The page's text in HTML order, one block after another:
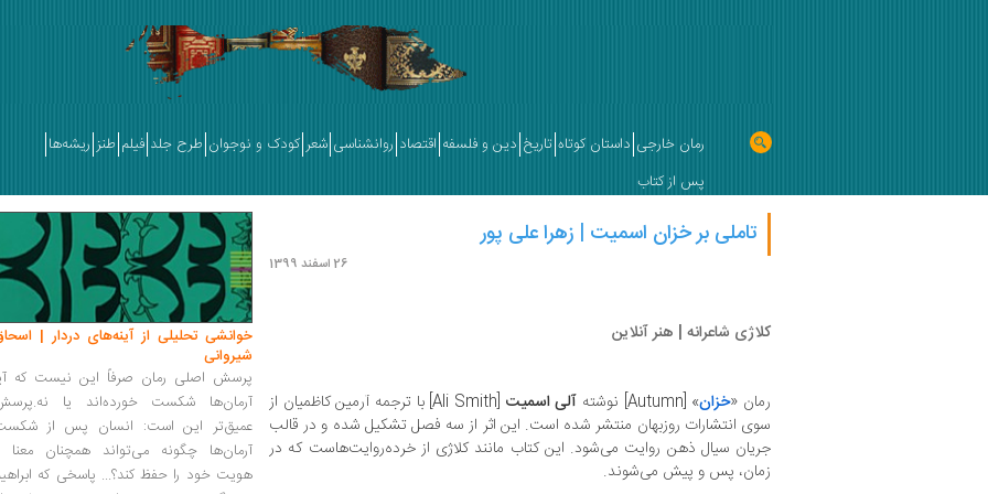
رمان خارجی داستان کوتاه تاریخ دین و فلسفه اقتصاد روانشناسی شعر کودک و نوجوان طرح جلد فیلم طنز ریشه‌ها
پس از کتاب
تاملی بر خزان اسمیت | زهرا علی پور
26 اسفند 1399
کلاژی شاعرانه | هنر آنلاین
رمان «خزان» [Autumn] نوشته آلی اسمیت
[Ali Smith] با ترجمه آرمین کاظمیان از
سوی انتشارات روزبهان منتشر شده است. این اثر از سه فصل تشکیل شده و در قالب
جریان سیال ذهن روایت می‌شود. این کتاب مانند کلاژی از خرده‌روایت‌هاست که در
زمان، پس و پیش می‌شوند.
خوانشی تحلیلی از آینه‌های دردار |
شیروانی
پرسش اصلی رمان صرفاً این نیست که
آرمان‌ها شکست خورده‌اند یا
عمیق‌تر این است: انسان پس از
آرمان‌ها چگونه می‌تواند همچنان معنا
هویت خود را حفظ کند؟... پاسخی که